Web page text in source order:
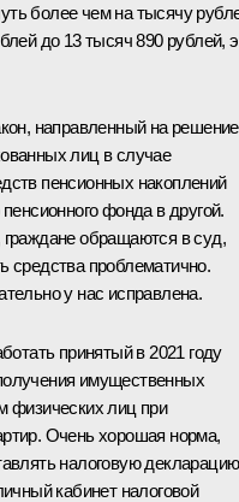
более чем на тысячу
до 13 тысяч 890 рублей,
направленный на решение
лиц в случае
пенсионных накоплений
пенсионного фонда в другой.
обращаются в суд,
средства проблематично.
у нас исправлена.
принятый в 2021 году
имущественных
физических лиц при
Очень хорошая норма,
налоговую декларацию
кабинет налоговой